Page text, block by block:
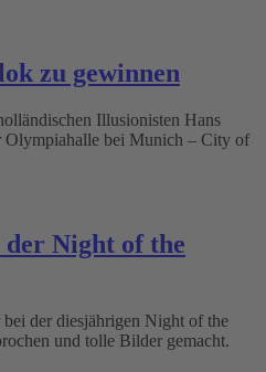
zu gewinnen
Illusionisten Hans
bei Munich – City of
Night of the
der diesjährigen Night of the
und tolle Bilder gemacht.